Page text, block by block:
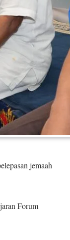
jemaah
Forum